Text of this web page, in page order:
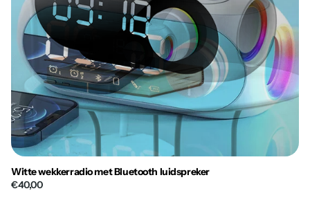
Witte wekkerradio met Bluetooth luidspreker
€40,00